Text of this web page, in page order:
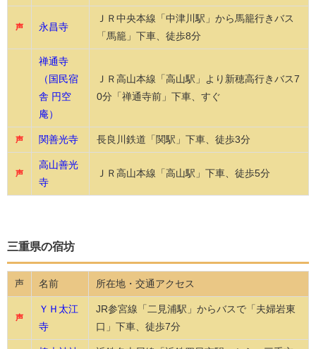
声 永昌寺
ＪＲ中央本線「中津川駅」から馬籠行きバス
「馬籠」下車、徒歩8分
禅通寺
（国民宿
舎 円空
庵）
ＪＲ高山本線「高山駅」より新穂高行きバス7
0分「禅通寺前」下車、すぐ
声 関善光寺 長良川鉄道「関駅」下車、徒歩3分
声
高山善光
寺
ＪＲ高山本線「高山駅」下車、徒歩5分
三重県の宿坊
声 名前 所在地・交通アクセス
声
ＹＨ太江
寺
JR参宮線「二見浦駅」からバスで「夫婦岩東
口」下車、徒歩7分